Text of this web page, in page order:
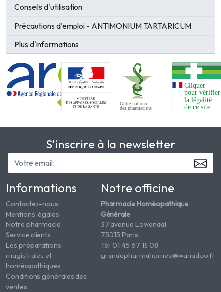
Conseils d'utilisation
Précautions d'emploi - ANTIMONIUM TARTARICUM
Plus d'informations
S'inscrire à la newsletter
Informations
Contactez-nous
Mentions légales
Notre pharmacie
Service clients
Les préparations
magistrales et
homéopathiques
Conditions générales des
ventes
Notre officine
Pharmacie Homéopathique
Générale
37 avenue Lowendal
75015 Paris
Tél. 01 45 67 18 08
grandepharmahomeo@wanadoo.fr